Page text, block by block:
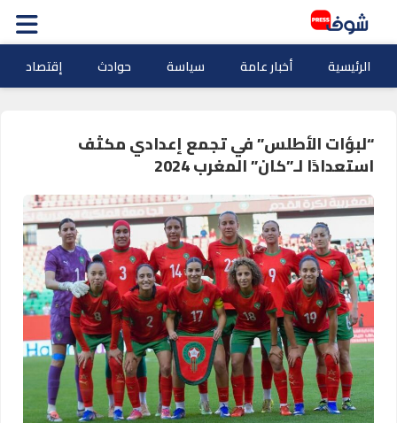
الرئيسية أخبار عامة سياسة حوادث إقتصاد
“لبؤات الأطلس” في تجمع إعدادي مكثف
استعدادًا لـ”كان” المغرب 2024